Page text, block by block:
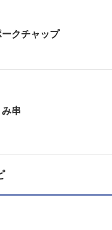
クチャップ
串